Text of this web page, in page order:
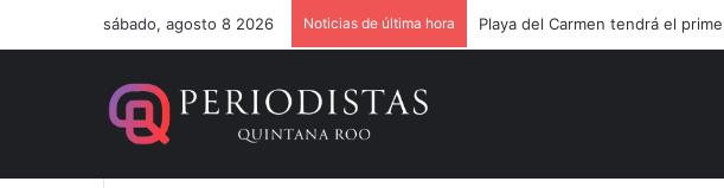
sábado, agosto 8 2026 Noticias de última hora Un verano para recordar: niñas